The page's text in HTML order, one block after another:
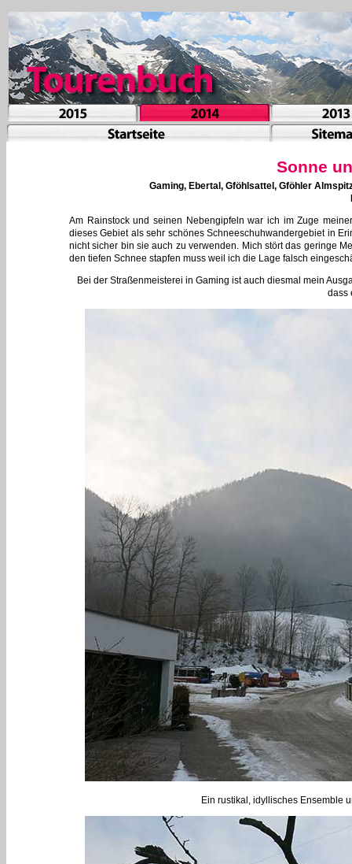
Sonne
Gaming, Ebertal, Gföhlsattel, Gföhler
Am Rainstock und seinen Nebengipfeln war ich im Zuge
dieses Gebiet als sehr schönes Schneeschuhwandergebiet in
nicht sicher bin sie auch zu verwenden. Mich stört das geringe
den tiefen Schnee stapfen muss weil ich die Lage falsch
Bei der Straßenmeisterei in Gaming ist auch diesmal mein
dass
Ein rustikal, idyllisches Ensemble